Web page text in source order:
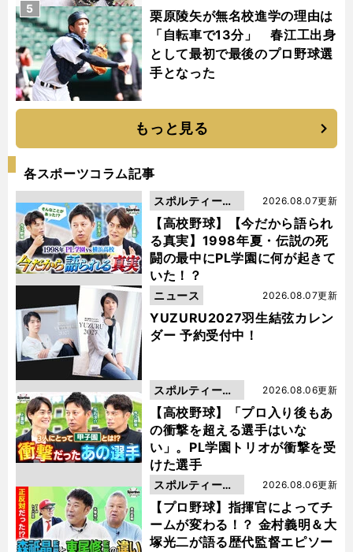
栗原陵矢が無名校進学の理由は
「自転車で13分」 春江工出身
として最初で最後のプロ野球選
手となった
5
もっと見る
各スポーツコラム記事
【高校野球】【今だから語られ
る真実】1998年夏・伝説の死
闘の最中にPL学園に何が起きて
いた！？
2026.08.07更新
スポルティーバ
動画
YUZURU2027羽生結弦カレン
ダー 予約受付中！
2026.08.07更新
ニュース
【高校野球】「プロ入り後もあ
の衝撃を超える選手はいな
い」。PL学園トリオが衝撃を受
けた選手
2026.08.06更新
スポルティーバ
動画
【プロ野球】指揮官によってチ
ームが変わる！？ 金村義明＆大
塚光二が語る歴代監督エピソー
2026.08.06更新
スポルティーバ
動画